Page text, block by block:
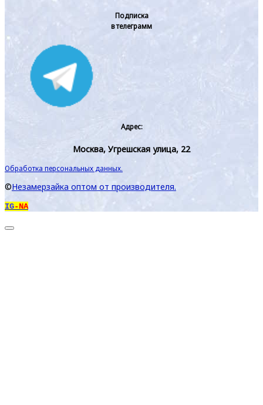
Подписка
в телеграмм
Адрес:
Москва, Угрешская улица, 22
Обработка персональных данных.
©Незамерзайка оптом от производителя.
IG-NA